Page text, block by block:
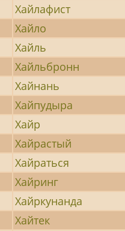
Хайлафист
Хайло
Хайль
Хайльбронн
Хайнань
Хайпудыра
Хайр
Хайрастый
Хайраться
Хайринг
Хайркунанда
Хайтек